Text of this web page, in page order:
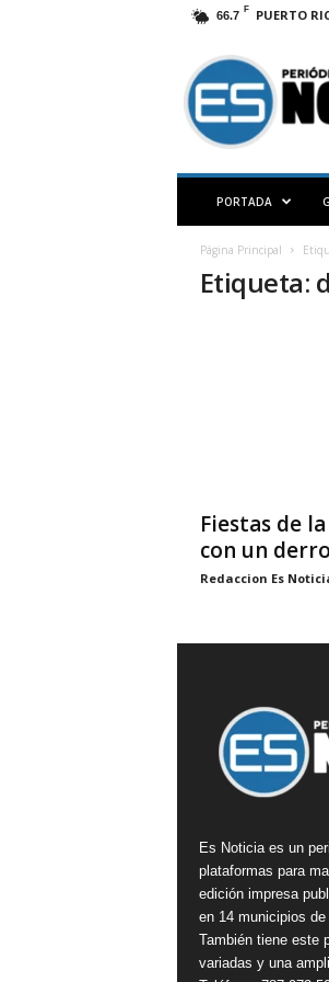
66.7 F PUERTO
S
N
O
PORTADA
Página Principal
Etiqueta:
Fiestas de
con un
Redaccion Es
Es Noticia es un
plataformas para
edición impresa
en 14 municipios
También tiene este
variadas y una